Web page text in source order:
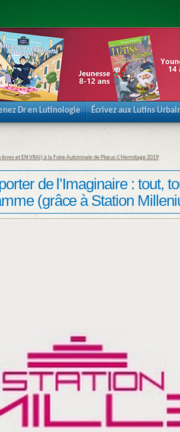
Dr en Lutinologie Écrivez aux Lutins
livres et EN VRAI) à la Foire Automnale de Plœuc-L’Hermitage 2019
de l’Imaginaire : tout,
(grâce à Station